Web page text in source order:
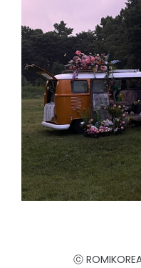
ⓒ ROMIKOREA